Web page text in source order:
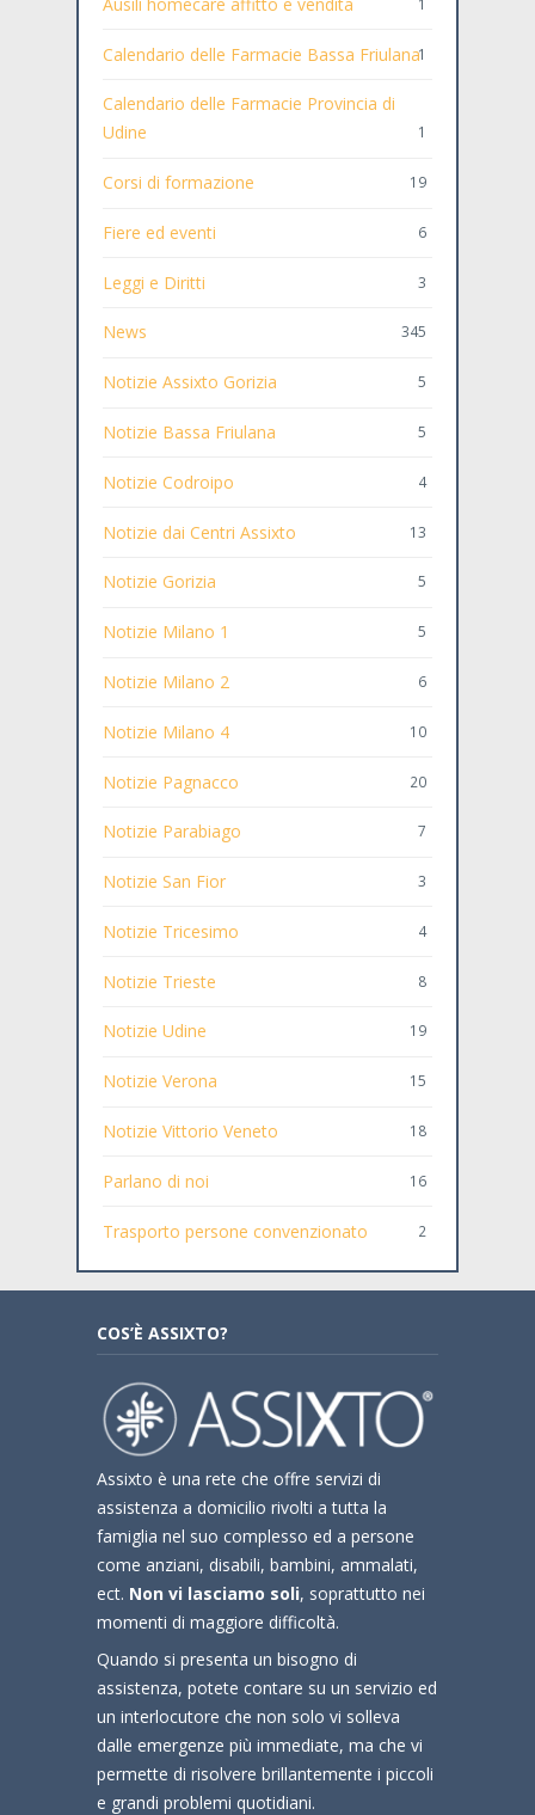
Calendario delle Farmacie Bassa Friulana1
Calendario delle Farmacie Provincia di
Udine
1
Corsi di formazione 19
Fiere ed eventi 6
Leggi e Diritti 3
News 345
Notizie Assixto Gorizia 5
Notizie Bassa Friulana 5
Notizie Codroipo 4
Notizie dai Centri Assixto 13
Notizie Gorizia 5
Notizie Milano 1 5
Notizie Milano 2 6
Notizie Milano 4 10
Notizie Pagnacco 20
Notizie Parabiago 7
Notizie San Fior 3
Notizie Tricesimo 4
Notizie Trieste 8
Notizie Udine 19
Notizie Verona 15
Notizie Vittorio Veneto 18
Parlano di noi 16
Trasporto persone convenzionato 2
COS’È ASSIXTO?
Assixto è una rete che offre servizi di
assistenza a domicilio rivolti a tutta la
famiglia nel suo complesso ed a persone
come anziani, disabili, bambini, ammalati,
ect. Non vi lasciamo soli, soprattutto nei
momenti di maggiore difficoltà.
Quando si presenta un bisogno di
assistenza, potete contare su un servizio ed
un interlocutore che non solo vi solleva
dalle emergenze più immediate, ma che vi
permette di risolvere brillantemente i piccoli
e grandi problemi quotidiani.